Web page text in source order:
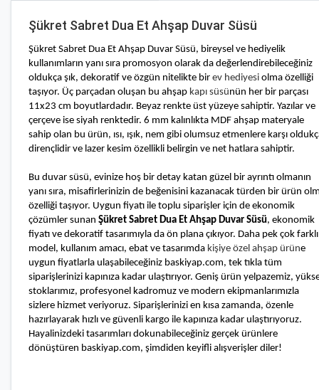
Şükret Sabret Dua Et Ahşap Duvar Süsü
Şükret Sabret Dua Et Ahşap Duvar Süsü, bireysel ve hediyelik
kullanımların yanı sıra promosyon olarak da değerlendirebileceğiniz
oldukça şık, dekoratif ve özgün nitelikte bir ev hediyesi olma özelliği
taşıyor. Üç parçadan oluşan bu ahşap kapı süsünün her bir parçası
11x23 cm boyutlardadır. Beyaz renkte üst yüzeye sahiptir. Yazılar ve
çerçeve ise siyah renktedir. 6 mm kalınlıkta MDF ahşap materyale
sahip olan bu ürün, ısı, ışık, nem gibi olumsuz etmenlere karşı
dirençlidir ve lazer kesim özellikli belirgin ve net hatlara sahiptir.
Bu duvar süsü, evinize hoş bir detay katan güzel bir ayrıntı olmanın
yanı sıra, misafirlerinizin de beğenisini kazanacak türden bir ürün
özelliği taşıyor. Uygun fiyatı ile toplu siparişler için de ekonomik
çözümler sunan Şükret Sabret Dua Et Ahşap Duvar Süsü, ekonomik
fiyatı ve dekoratif tasarımıyla da ön plana çıkıyor. Daha pek çok farklı
model, kullanım amacı, ebat ve tasarımda kişiye özel ahşap ürüne
uygun fiyatlarla ulaşabileceğiniz baskiyap.com, tek tıkla tüm
siparişlerinizi kapınıza kadar ulaştırıyor. Geniş ürün yelpazemiz,
stoklarımız, profesyonel kadromuz ve modern ekipmanlarımızla
sizlere hizmet veriyoruz. Siparişlerinizi en kısa zamanda, özenle
hazırlayarak hızlı ve güvenli kargo ile kapınıza kadar ulaştırıyoruz.
Hayalinizdeki tasarımları dokunabileceğiniz gerçek ürünlere
dönüştüren baskiyap.com, şimdiden keyifli alışverişler diler!